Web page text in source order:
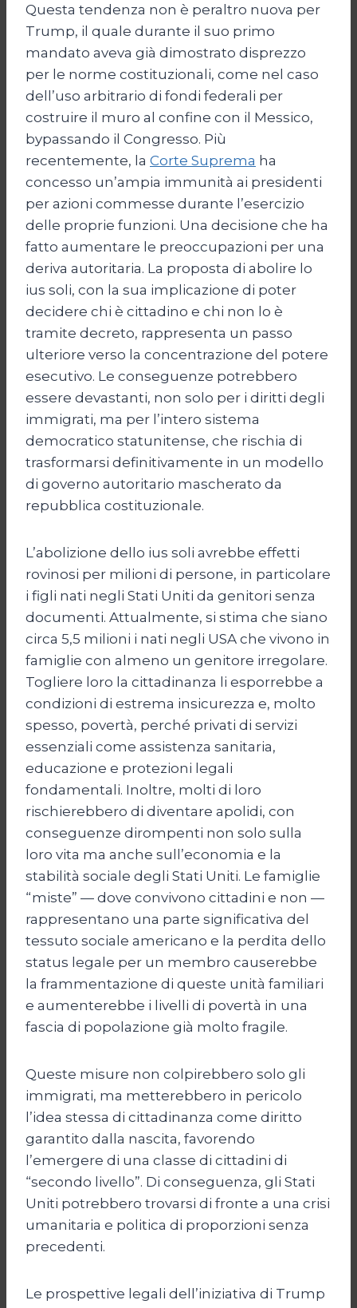
Questa tendenza non è peraltro nuova per
Trump, il quale durante il suo primo
mandato aveva già dimostrato disprezzo
per le norme costituzionali, come nel caso
dell’uso arbitrario di fondi federali per
costruire il muro al confine con il Messico,
bypassando il Congresso. Più
recentemente, la Corte Suprema ha
concesso un’ampia immunità ai presidenti
per azioni commesse durante l’esercizio
delle proprie funzioni. Una decisione che ha
fatto aumentare le preoccupazioni per una
deriva autoritaria. La proposta di abolire lo
ius soli, con la sua implicazione di poter
decidere chi è cittadino e chi non lo è
tramite decreto, rappresenta un passo
ulteriore verso la concentrazione del potere
esecutivo. Le conseguenze potrebbero
essere devastanti, non solo per i diritti degli
immigrati, ma per l’intero sistema
democratico statunitense, che rischia di
trasformarsi definitivamente in un modello
di governo autoritario mascherato da
repubblica costituzionale.
L’abolizione dello ius soli avrebbe effetti
rovinosi per milioni di persone, in particolare
i figli nati negli Stati Uniti da genitori senza
documenti. Attualmente, si stima che siano
circa 5,5 milioni i nati negli USA che vivono in
famiglie con almeno un genitore irregolare.
Togliere loro la cittadinanza li esporrebbe a
condizioni di estrema insicurezza e, molto
spesso, povertà, perché privati di servizi
essenziali come assistenza sanitaria,
educazione e protezioni legali
fondamentali. Inoltre, molti di loro
rischierebbero di diventare apolidi, con
conseguenze dirompenti non solo sulla
loro vita ma anche sull’economia e la
stabilità sociale degli Stati Uniti. Le famiglie
“miste” — dove convivono cittadini e non —
rappresentano una parte significativa del
tessuto sociale americano e la perdita dello
status legale per un membro causerebbe
la frammentazione di queste unità familiari
e aumenterebbe i livelli di povertà in una
fascia di popolazione già molto fragile.
Queste misure non colpirebbero solo gli
immigrati, ma metterebbero in pericolo
l’idea stessa di cittadinanza come diritto
garantito dalla nascita, favorendo
l’emergere di una classe di cittadini di
“secondo livello”. Di conseguenza, gli Stati
Uniti potrebbero trovarsi di fronte a una crisi
umanitaria e politica di proporzioni senza
precedenti.
Le prospettive legali dell’iniziativa di Trump